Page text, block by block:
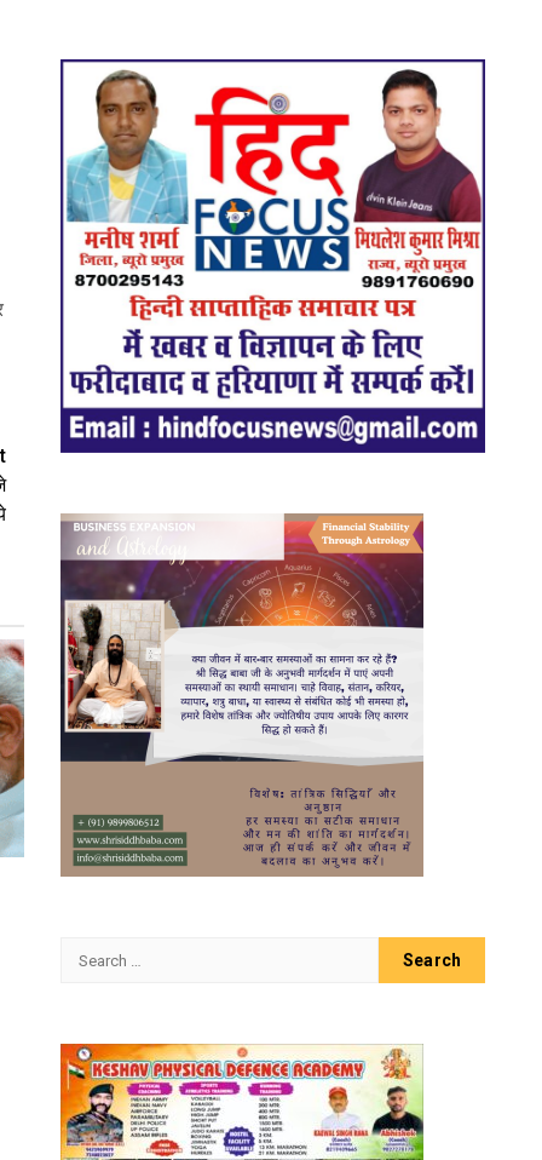
Search